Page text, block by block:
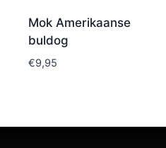
Mok Amerikaanse
buldog
€9,95